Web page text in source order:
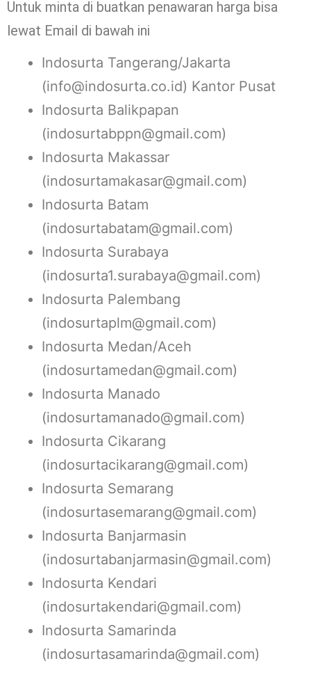
Untuk minta di buatkan penawaran harga bisa
lewat Email di bawah ini
Indosurta Tangerang/Jakarta
(info@indosurta.co.id) Kantor Pusat
Indosurta Balikpapan
(indosurtabppn@gmail.com)
Indosurta Makassar
(indosurtamakasar@gmail.com)
Indosurta Batam
(indosurtabatam@gmail.com)
Indosurta Surabaya
(indosurta1.surabaya@gmail.com)
Indosurta Palembang
(indosurtaplm@gmail.com)
Indosurta Medan/Aceh
(indosurtamedan@gmail.com)
Indosurta Manado
(indosurtamanado@gmail.com)
Indosurta Cikarang
(indosurtacikarang@gmail.com)
Indosurta Semarang
(indosurtasemarang@gmail.com)
Indosurta Banjarmasin
(indosurtabanjarmasin@gmail.com)
Indosurta Kendari
(indosurtakendari@gmail.com)
Indosurta Samarinda
(indosurtasamarinda@gmail.com)